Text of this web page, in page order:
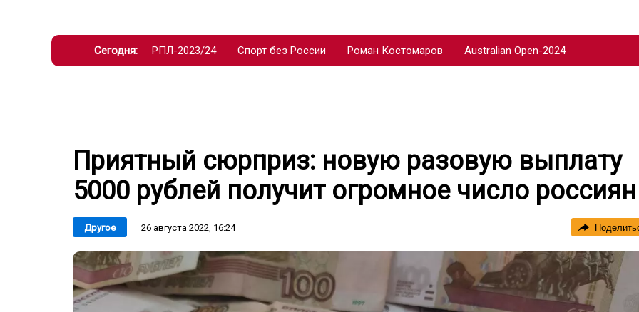
Сегодня: РПЛ-2023/24 Спорт без России Роман Костомаров Australian Open-2024
Приятный сюрприз: новую разовую выплату
5000 рублей получит огромное число россиян
Другое 26 августа 2022, 16:24